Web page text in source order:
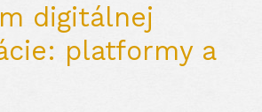
digitálnej
platformy a